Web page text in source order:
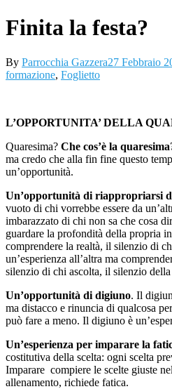
Finita la festa?
By Parrocchia Gazzera27 Febbraio
formazione, Foglietto
L’OPPORTUNITA’ DELLA
Quaresima? Che cos’è la
ma credo che alla fin fine questo
un’opportunità.
Un’opportunità di riappropriarsi
vuoto di chi vorrebbe essere da
imbarazzato di chi non sa che cosa
guardare la profondità della propria
comprendere la realtà, il silenzio di
un’esperienza all’altra ma
silenzio di chi ascolta, il silenzio della
Un’opportunità di digiuno. Il
ma distacco e rinuncia di qualcosa
può fare a meno. Il digiuno è
Un’esperienza per imparare la
costitutiva della scelta: ogni scelta
Imparare compiere le scelte giuste
allenamento, richiede fatica.